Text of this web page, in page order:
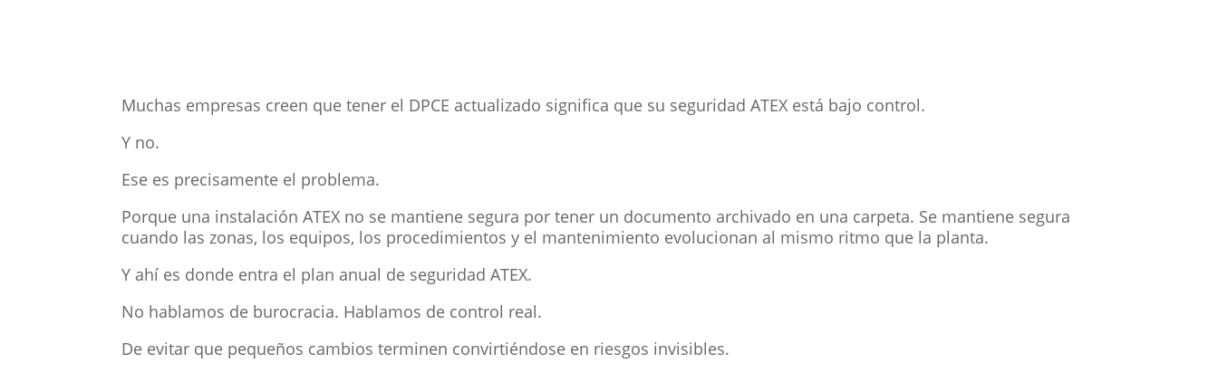
Muchas empresas creen que tener el DPCE actualizado significa que su seguridad ATEX está bajo control.
Y no.
Ese es precisamente el problema.
Porque una instalación ATEX no se mantiene segura por tener un documento archivado en una carpeta. Se mantiene segura
cuando las zonas, los equipos, los procedimientos y el mantenimiento evolucionan al mismo ritmo que la planta.
Y ahí es donde entra el plan anual de seguridad ATEX.
No hablamos de burocracia. Hablamos de control real.
De evitar que pequeños cambios terminen convirtiéndose en riesgos invisibles.